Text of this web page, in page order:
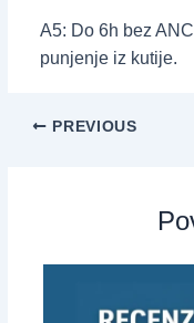
A5: Do 6h bez
punjenje iz kutije.
PREVIOUS